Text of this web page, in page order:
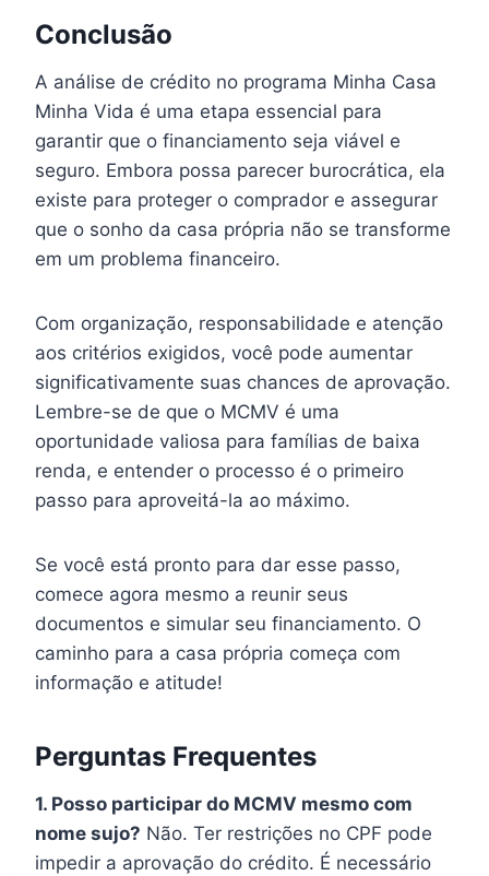
Conclusão
A análise de crédito no programa Minha Casa
Minha Vida é uma etapa essencial para
garantir que o financiamento seja viável e
seguro. Embora possa parecer burocrática, ela
existe para proteger o comprador e assegurar
que o sonho da casa própria não se transforme
em um problema financeiro.
Com organização, responsabilidade e atenção
aos critérios exigidos, você pode aumentar
significativamente suas chances de aprovação.
Lembre-se de que o MCMV é uma
oportunidade valiosa para famílias de baixa
renda, e entender o processo é o primeiro
passo para aproveitá-la ao máximo.
Se você está pronto para dar esse passo,
comece agora mesmo a reunir seus
documentos e simular seu financiamento. O
caminho para a casa própria começa com
informação e atitude!
Perguntas Frequentes
1. Posso participar do MCMV mesmo com
nome sujo? Não. Ter restrições no CPF pode
impedir a aprovação do crédito. É necessário